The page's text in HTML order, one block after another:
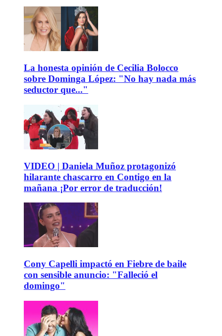
La honesta opinión de Cecilia Bolocco
sobre Dominga López: "No hay nada más
seductor que..."
VIDEO | Daniela Muñoz protagonizó
hilarante chascarro en Contigo en la
mañana ¡Por error de traducción!
Cony Capelli impactó en Fiebre de baile
con sensible anuncio: "Falleció el
domingo"